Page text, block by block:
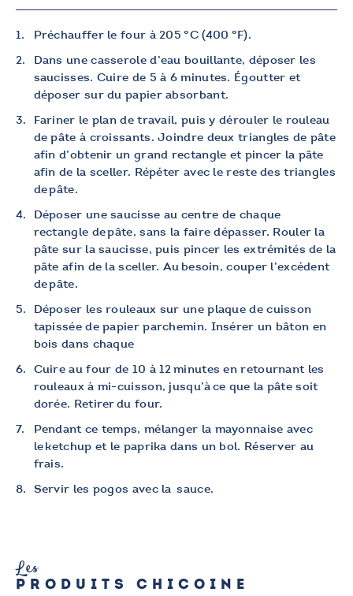
Préchauffer le four à 205 °C (400 °F).
Dans une casserole d’eau bouillante, déposer les
saucisses. Cuire de 5 à 6 minutes. Égoutter et
déposer sur du papier absorbant.
Fariner le plan de travail, puis y dérouler le rouleau
de pâte à croissants. Joindre deux triangles de pâte
afin d’obtenir un grand rectangle et pincer la pâte
afin de la sceller. Répéter avec le reste des triangles
de pâte.
Déposer une saucisse au centre de chaque
rectangle de pâte, sans la faire dépasser. Rouler la
pâte sur la saucisse, puis pincer les extrémités de la
pâte afin de la sceller. Au besoin, couper l’excédent
de pâte.
Déposer les rouleaux sur une plaque de cuisson
tapissée de papier parchemin. Insérer un bâton en
bois dans chaque
Cuire au four de 10 à 12 minutes en retournant les
rouleaux à mi-cuisson, jusqu’à ce que la pâte soit
dorée. Retirer du four.
Pendant ce temps, mélanger la mayonnaise avec
le ketchup et le paprika dans un bol. Réserver au
frais.
Servir les pogos avec la sauce.
Les
PRODUITS CHICOINE